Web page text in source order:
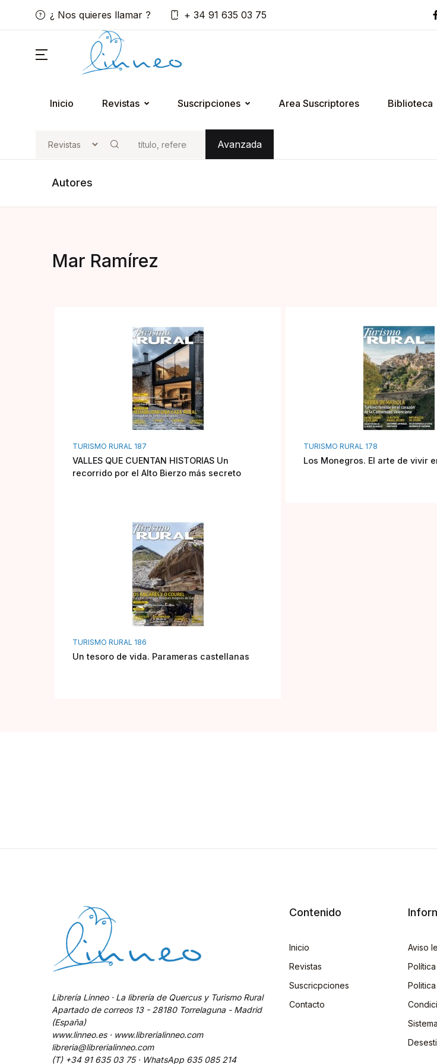
¿ Nos quieres llamar ? + 34 91 635 03 75
Inicio Revistas Suscripciones Area Suscriptores Biblioteca
Buscar
Avanzada
Autores
Mar Ramírez
TURISMO RURAL 187
VALLES QUE CUENTAN HISTORIAS Un
recorrido por el Alto Bierzo más secreto
TURISMO RURAL 178
Los Monegros. El arte de vivir
TURISMO RURAL 186
Un tesoro de vida. Parameras castellanas
Librería Linneo · La librería de Quercus y Turismo Rural
Apartado de correos 13 - 28180 Torrelaguna - Madrid
(España)
www.linneo.es · www.librerialinneo.com
libreria@librerialinneo.com
(T) +34 91 635 03 75 · WhatsApp 635 085 214
Contenido
Inicio
Revistas
Suscricpciones
Contacto
Aviso